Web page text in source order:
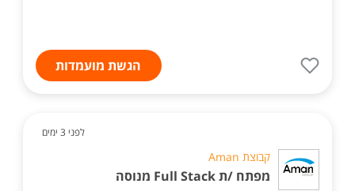
הגשת מועמדות
לפני 3 ימים
קבוצת Aman
מפתח /ת Full Stack מנוסה